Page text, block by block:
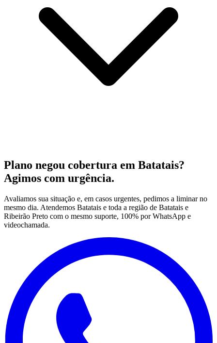
Plano negou cobertura em Batatais?
Agimos com urgência.
Avaliamos sua situação e, em casos urgentes, pedimos a liminar no
mesmo dia. Atendemos Batatais e toda a região de Batatais e
Ribeirão Preto com o mesmo suporte, 100% por WhatsApp e
videochamada.